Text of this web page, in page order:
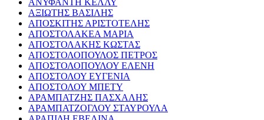
ΑΝΥΦΑΝΤΗ ΚΕΛΛΥ
ΑΞΙΩΤΗΣ ΒΑΣΙΛΗΣ
ΑΠΟΣΚΙΤΗΣ ΑΡΙΣΤΟΤΕΛΗΣ
ΑΠΟΣΤΟΛΑΚΕΑ ΜΑΡΙΑ
ΑΠΟΣΤΟΛΑΚΗΣ ΚΩΣΤΑΣ
ΑΠΟΣΤΟΛΟΠΟΥΛΟΣ ΠΕΤΡΟΣ
ΑΠΟΣΤΟΛΟΠΟΥΛΟΥ ΕΛΕΝΗ
ΑΠΟΣΤΟΛΟΥ ΕΥΓΕΝΙΑ
ΑΠΟΣΤΟΛΟΥ ΜΠΕΤΥ
ΑΡΑΜΠΑΤΖΗΣ ΠΑΣΧΑΛΗΣ
ΑΡΑΜΠΑΤΖΟΓΛΟΥ ΣΤΑΥΡΟΥΛΑ